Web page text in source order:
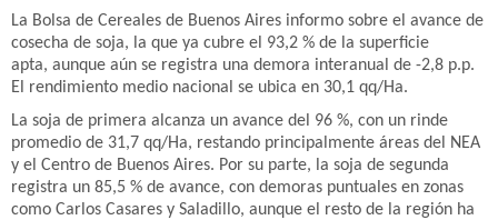
La Bolsa de Cereales de Buenos Aires informo sobre el avance de
cosecha de soja, la que ya cubre el 93,2 % de la superficie
apta, aunque aún se registra una demora interanual de -2,8 p.p.
El rendimiento medio nacional se ubica en 30,1 qq/Ha.
La soja de primera alcanza un avance del 96 %, con un rinde
promedio de 31,7 qq/Ha, restando principalmente áreas del NEA
y el Centro de Buenos Aires. Por su parte, la soja de segunda
registra un 85,5 % de avance, con demoras puntuales en zonas
como Carlos Casares y Saladillo, aunque el resto de la región ha